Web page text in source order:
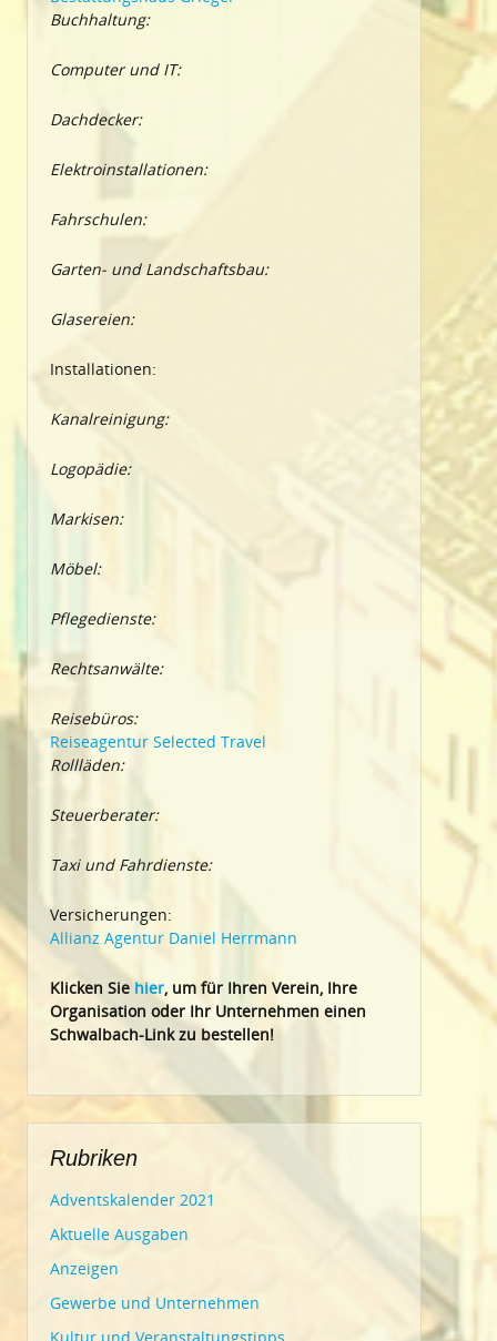
Buchhaltung:
Computer und IT:
Dachdecker:
Elektroinstallationen:
Fahrschulen:
Garten- und Landschaftsbau:
Glasereien:
Installationen:
Kanalreinigung:
Logopädie:
Markisen:
Möbel:
Pflegedienste:
Rechtsanwälte:
Reisebüros:
Reiseagentur Selected Travel
Rollläden:
Steuerberater:
Taxi und Fahrdienste:
Versicherungen:
Allianz Agentur Daniel Herrmann
Klicken Sie hier, um für Ihren Verein, Ihre
Organisation oder Ihr Unternehmen einen
Schwalbach-Link zu bestellen!
Rubriken
Adventskalender 2021
Aktuelle Ausgaben
Anzeigen
Gewerbe und Unternehmen